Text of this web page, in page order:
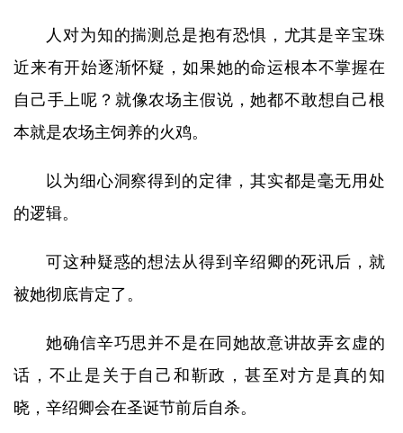
人对为知的揣测总是抱有恐惧，尤其是辛宝珠
近来有开始逐渐怀疑，如果她的命运根本不掌握在
自己手上呢？就像农场主假说，她都不敢想自己根
本就是农场主饲养的火鸡。
以为细心洞察得到的定律，其实都是毫无用处
的逻辑。
可这种疑惑的想法从得到辛绍卿的死讯后，就
被她彻底肯定了。
她确信辛巧思并不是在同她故意讲故弄玄虚的
话，不止是关于自己和靳政，甚至对方是真的知
晓，辛绍卿会在圣诞节前后自杀。